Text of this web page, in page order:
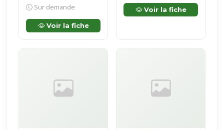
Sur demande
Voir la fiche
Voir la fiche